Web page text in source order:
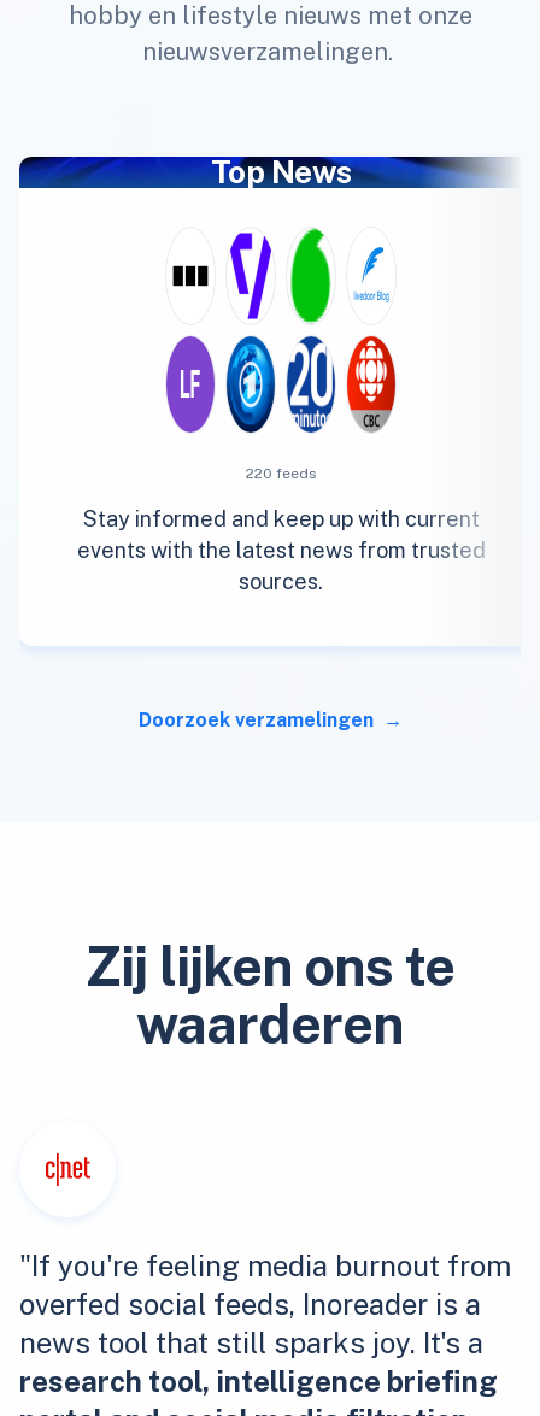
hobby en lifestyle nieuws met onze
nieuwsverzamelingen.
Top News
220 feeds
Stay informed and keep up with current
events with the latest news from trusted
sources.
Doorzoek verzamelingen
Zij lijken ons te
waarderen
"If you're feeling media burnout from
overfed social feeds, Inoreader is a
news tool that still sparks joy. It's a
research tool, intelligence briefing